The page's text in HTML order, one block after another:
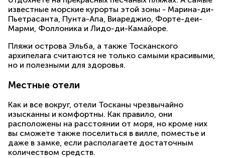
известные морские курорты этой зоны - Марина-ди-
Пьетрасанта, Пунта-Апа, Виареджио, Форте-деи-
Марми, Фоллоника и Лидо-ди-Камайоре.
Пляжи острова Эльба, а также Тосканского
архипелага считаются не только самыми красивыми,
но и полезными для здоровья.
Местные отели
Как и все вокруг, отели Тосканы чрезвычайно
изысканны и комфортны. Как правило, они
расположены на расстоянии от моря, но кроме них
вы сможете также поселиться в вилле, поместье и
даже в замке, если располагаете достаточным
количеством средств.